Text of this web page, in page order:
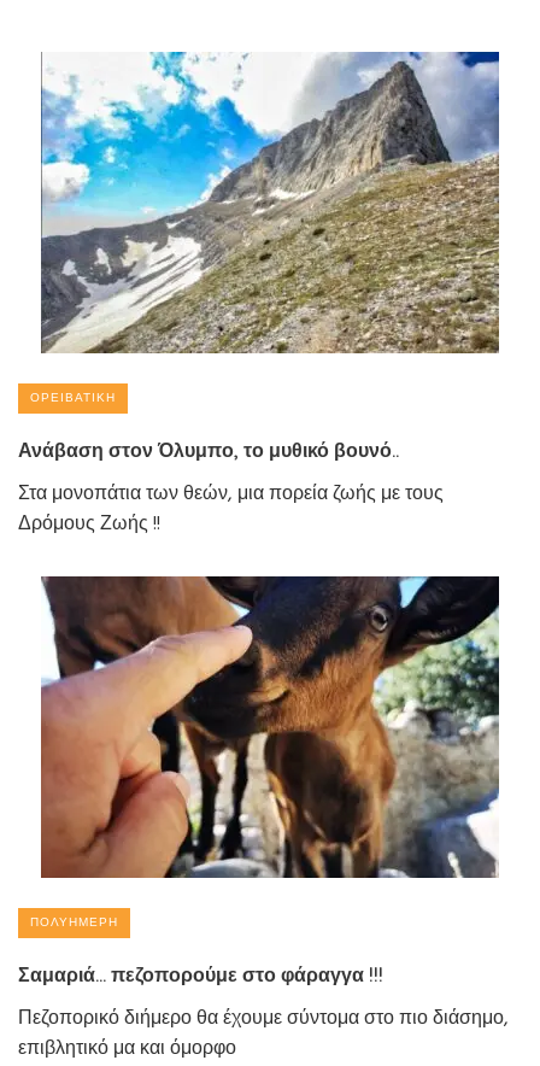
ΟΡΕΙΒΑΤΙΚΉ
Ανάβαση στον Όλυμπο, το μυθικό βουνό..
Στα μονοπάτια των θεών, μια πορεία ζωής με τους
Δρόμους Ζωής !!
ΠΟΛΥΉΜΕΡΗ
Σαμαριά… πεζοπορούμε στο φάραγγα !!!
Πεζοπορικό διήμερο θα έχουμε σύντομα στο πιο διάσημο,
επιβλητικό μα και όμορφο